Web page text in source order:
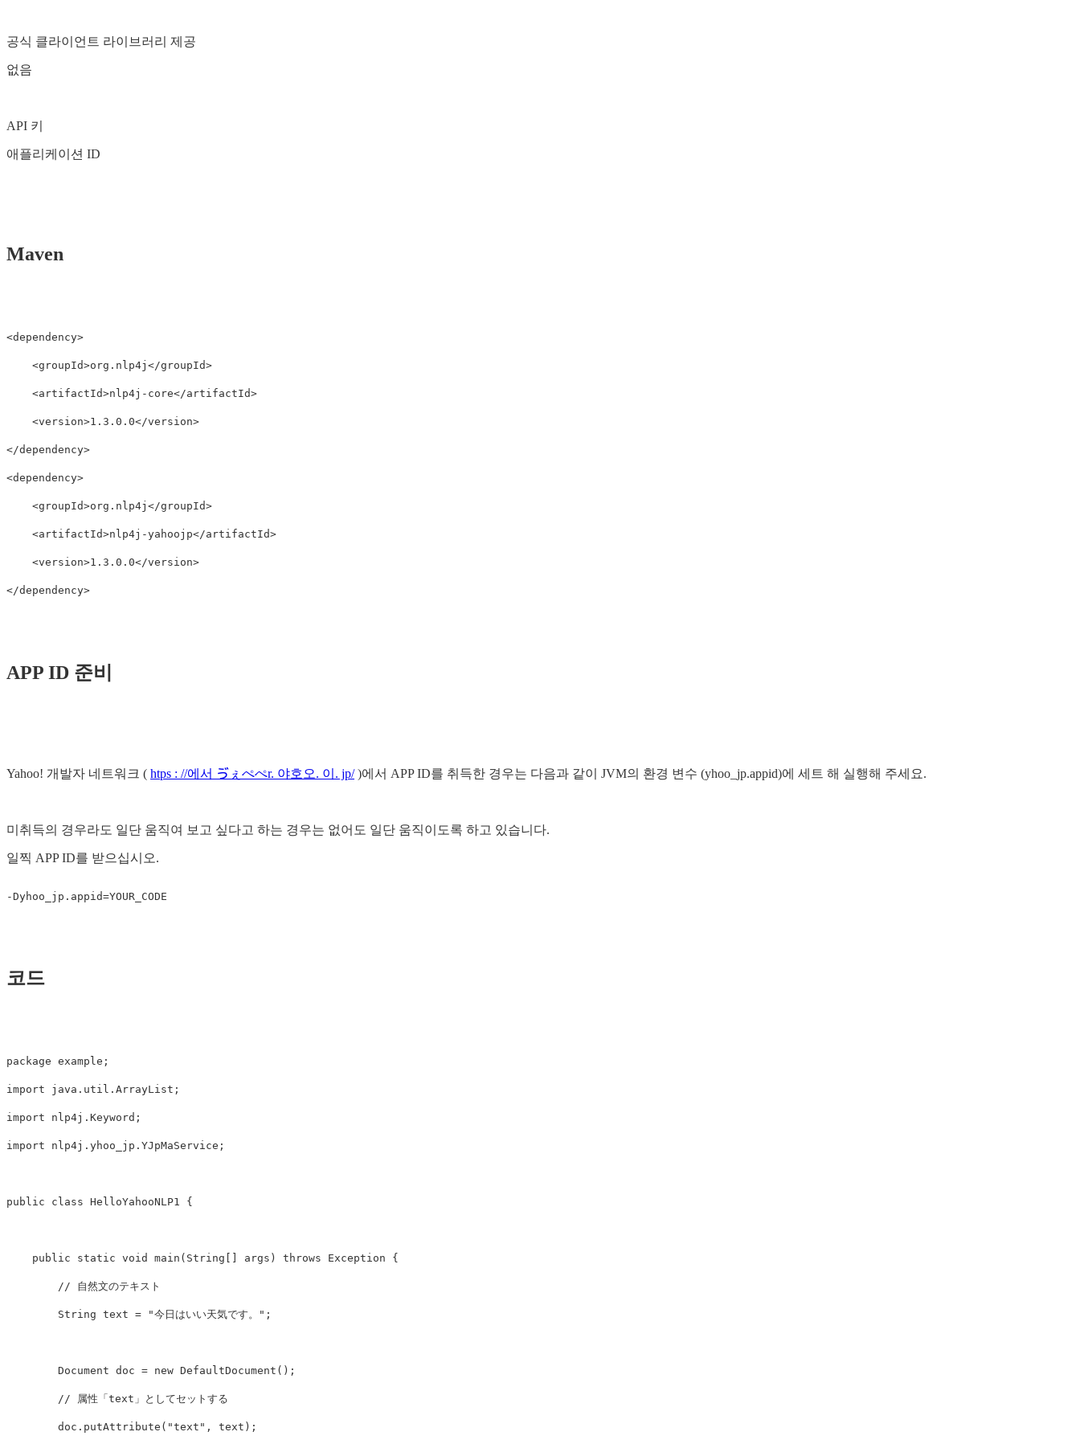
공식 클라이언트 라이브러리 제공
없음
API 키
애플리케이션 ID
Maven
<dependency>
<groupId>org.nlp4j </groupId>
<artifactId>nlp4j-core</artifactId>
<version>1.3.0.0</version>
</dependency>
<dependency>
<groupId>org.nlp4j </groupId>
<artifactId>nlp4j-yahoojp</artifactId>
<version>1.3.0.0</version>
</dependency>
APP ID 준비
Yahoo! 개발자 네트워크 ( htps : //에서 ゔぇぺぺr. 야호오. 이. jp/)에서 APP ID를 취득한 경우는 다음과 같이 JVM의 환경 변수 (yhoo_jp.appid)에 세트 해 실행해 주세요.
미취득의 경우라도 일단 움직여 보고 싶다고 하는 경우는 없어도 일단 움직이도록 하고 있습니다.
일찍 APP ID를 받으십시오.
코드
package example ;
import java.util.ArrayList ;
import nlp4j.Keyword ;
import nlp4j.yhoo_jp.YJpMaService ;
public class HelloYahooNLP1 {
public static void main ( String args ) throws Exception {
// 自然文のテキスト
String text = "今日はいい天気です。" ;
Document doc = new DefaultDocument ();
// 属性「text」としてセットする
doc . putAttribute ( "text" , text );